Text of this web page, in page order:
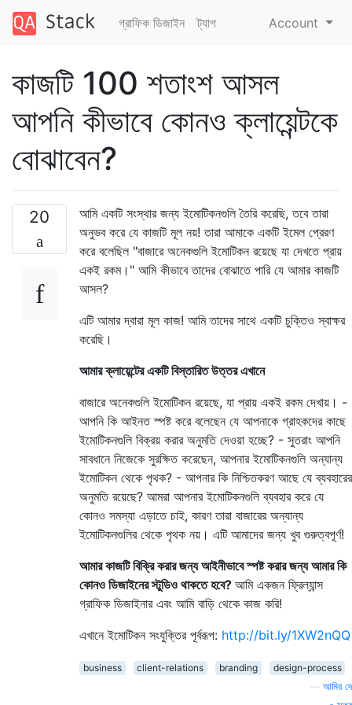
গ্রাফিক ডিজাইন ট্যাগ Account
কাজটি 100 শতাংশ আসল
আপনি কীভাবে কোনও ক্লায়েন্টকে
বোঝাবেন?
20
আমি একটি সংস্থার জন্য ইমোটিকনগুলি তৈরি করেছি, তবে তারা
অনুভব করে যে কাজটি মূল নয়! তারা আমাকে একটি ইমেল প্রেরণ
করে বলেছিল "বাজারে অনেকগুলি ইমোটিকন রয়েছে যা দেখতে প্রায়
একই রকম।" আমি কীভাবে তাদের বোঝাতে পারি যে আমার কাজটি
আসল?
এটি আমার দ্বারা মূল কাজ! আমি তাদের সাথে একটি চুক্তিও স্বাক্ষর
করেছি।
আমার ক্লায়েন্টের একটি বিস্তারিত উত্তর এখানে
বাজারে অনেকগুলি ইমোটিকন রয়েছে, যা প্রায় একই রকম দেখায়। -
আপনি কি আইনত স্পষ্ট করে বলেছেন যে আপনাকে গ্রাহকদের কাছে
ইমোটিকনগুলি বিক্রয় করার অনুমতি দেওয়া হচ্ছে? - সুতরাং আপনি
সাবধানে নিজেকে সুরক্ষিত করেছেন, আপনার ইমোটিকনগুলি অন্যান্য
ইমোটিকন থেকে পৃথক? - আপনার কি নিশ্চিতকরণ আছে যে ব্যবহারের
অনুমতি রয়েছে? আমরা আপনার ইমোটিকনগুলি ব্যবহার করে যে
কোনও সমস্যা এড়াতে চাই, কারণ তারা বাজারের অন্যান্য
ইমোটিকনগুলির থেকে পৃথক নয়। এটি আমাদের জন্য খুব গুরুত্বপূর্ণ!
আমার কাজটি বিক্রি করার জন্য আইনীভাবে স্পষ্ট করার জন্য আমার কি
কোনও ডিজাইনের স্টুডিও থাকতে হবে? আমি একজন ফ্রিল্যান্স
গ্রাফিক ডিজাইনার এবং আমি বাড়ি থেকে কাজ করি!
এখানে ইমোটিকন সংযুক্তির পূর্বরূপ: http://bit.ly/1XW2nQQ
business client-relations branding
design-process
আমির দে